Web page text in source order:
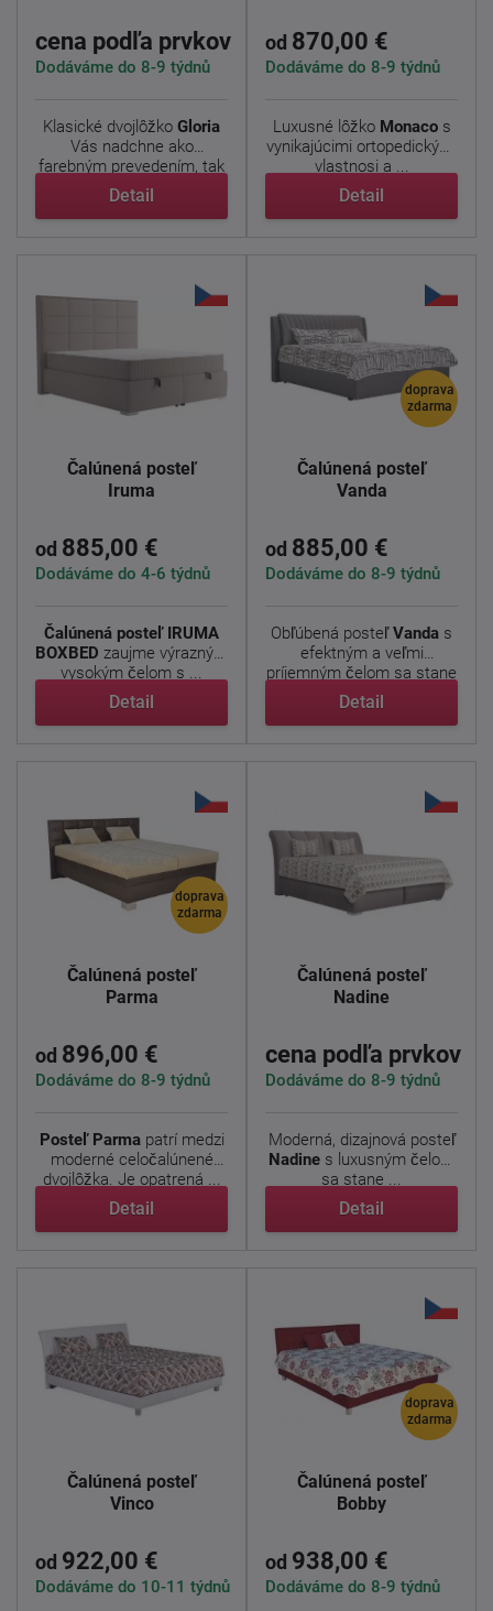
cena podľa prvkov
Dodáváme do 8-9 týdnů
Klasické dvojlôžko Gloria
Vás nadchne ako
farebným prevedením, tak
aj ...
Detail
od 870,00 €
Dodáváme do 8-9 týdnů
Luxusné lôžko Monacos
vynikajúcimi ortopedickými
vlastnosi a ...
Detail
Čalúnená posteľ
Iruma
od 885,00 €
Dodáváme do 4-6 týdnů
Čalúnená posteľ IRUMA
BOXBED zaujme výrazným
vysokým čelom s ...
Detail
doprava
zdarma
Čalúnená posteľ
Vanda
od 885,00 €
Dodáváme do 8-9 týdnů
Obľúbená posteľVanda s
efektným a veľmi
príjemným čelom sa stane
...
Detail
doprava
zdarma
Čalúnená posteľ
Parma
od 896,00 €
Dodáváme do 8-9 týdnů
Posteľ Parmapatrí medzi
moderné celočalúnené
dvojlôžka. Je opatrená ...
Detail
Čalúnená posteľ
Nadine
cena podľa prvkov
Dodáváme do 8-9 týdnů
Moderná, dizajnová posteľ
Nadine s luxusným čelom
sa stane ...
Detail
Čalúnená posteľ
Vinco
od 922,00 €
Dodáváme do 10-11 týdnů
doprava
zdarma
Čalúnená posteľ
Bobby
od 938,00 €
Dodáváme do 8-9 týdnů